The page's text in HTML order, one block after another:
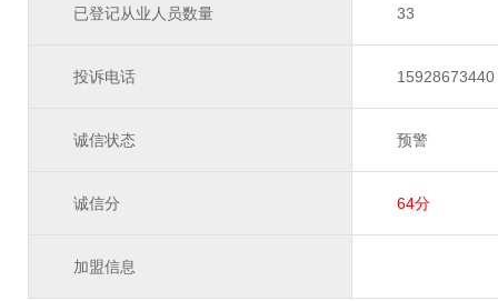
已登记从业人员数量 33
投诉电话 15928673440
诚信状态 预警
诚信分 64分
加盟信息